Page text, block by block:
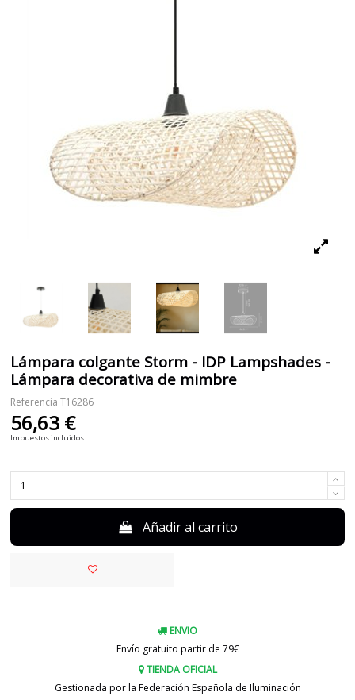
Lámpara colgante Storm - IDP Lampshades -
Lámpara decorativa de mimbre
Referencia T16286
56,63 €
Impuestos incluidos
Añadir al carrito
ENVIO
Envío gratuito partir de 79€
TIENDA OFICIAL
Gestionada por la Federación Española de Iluminación